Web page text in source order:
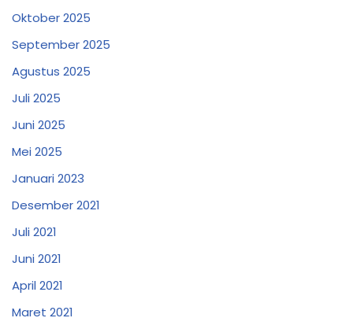
Oktober 2025
September 2025
Agustus 2025
Juli 2025
Juni 2025
Mei 2025
Januari 2023
Desember 2021
Juli 2021
Juni 2021
April 2021
Maret 2021